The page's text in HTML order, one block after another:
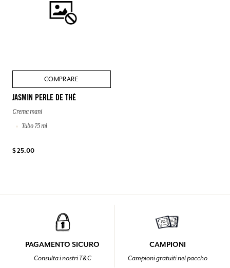
COMPRARE
JASMIN PERLE DE THÉ
Crema mani
Tubo 75 ml
$ 25.00
PAGAMENTO SICURO
Consulta i nostri T&C
CAMPIONI
Campioni gratuiti nel paccho